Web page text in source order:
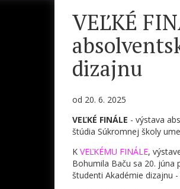
VEĽKÉ
dizajnu
od 20. 6. 2025
VEĽKÉ FINÁLE - výstava
štúdia Súkromnej školy
K VEĽKÉMU FINÁLE,
Bohumila Baču sa 20.
študenti Akadémie dizajnu